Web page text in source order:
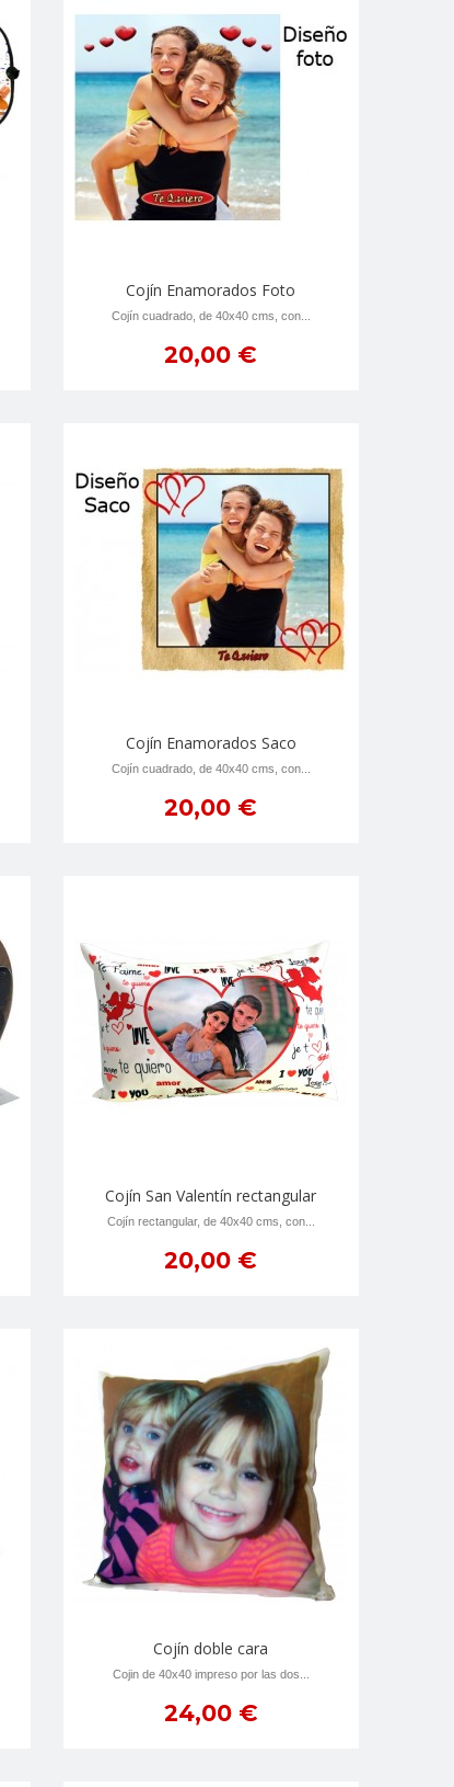
Cojín Enamorados Foto
Cojín cuadrado, de 40x40 cms, con...
20,00 €
Cojín Enamorados Saco
Cojín cuadrado, de 40x40 cms, con...
20,00 €
Cojín San Valentín rectangular
Cojín rectangular, de 40x40 cms, con...
20,00 €
Cojín doble cara
Cojin de 40x40 impreso por las dos...
24,00 €